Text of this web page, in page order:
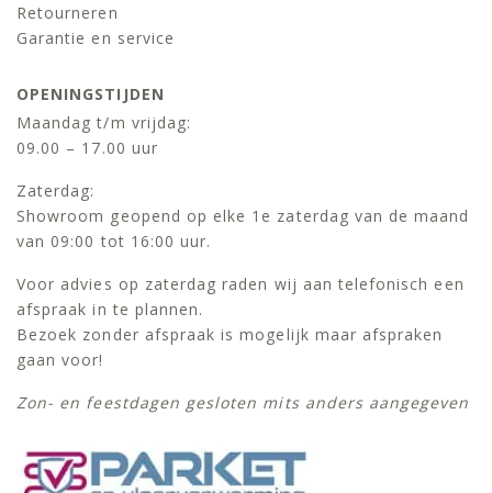
Retourneren
Garantie en service
OPENINGSTIJDEN
Maandag t/m vrijdag:
09.00 – 17.00 uur
Zaterdag:
Showroom geopend op elke 1e zaterdag van de maand
van 09:00 tot 16:00 uur.
Voor advies op zaterdag raden wij aan telefonisch een
afspraak in te plannen.
Bezoek zonder afspraak is mogelijk maar afspraken
gaan voor!
Zon- en feestdagen gesloten mits anders aangegeven